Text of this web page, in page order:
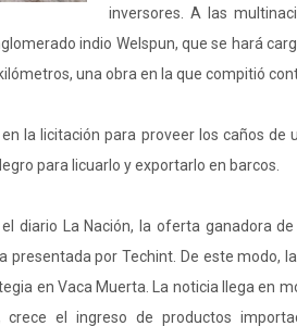
inversores. A las
indio Welspun, que se hará
una obra en la que compitió
la licitación para proveer los caños de
para licuarlo y exportarlo en barcos.
diario La Nación, la oferta ganadora
presentada por Techint. De este modo,
en Vaca Muerta. La noticia llega en
crece el ingreso de productos